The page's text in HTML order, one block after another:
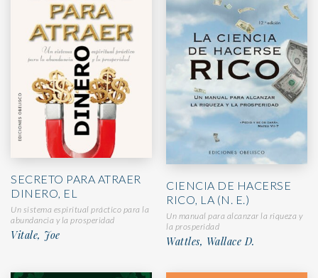
SECRETO PARA ATRAER
DINERO, EL
Un sistema espiritual práctico para la
abundancia y la prosperidad
Vitale, Joe
CIENCIA DE HACERSE
RICO, LA (N. E.)
Un manual para alcanzar la riqueza y
la prosperidad
Wattles, Wallace D.